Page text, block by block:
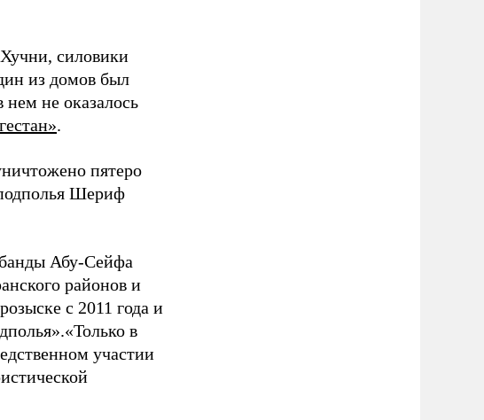
силовики
из домов был
нем не оказалось
.
пятеро
Шериф
Абу-Сейфа
районов и
с 2011 года и
в
участии